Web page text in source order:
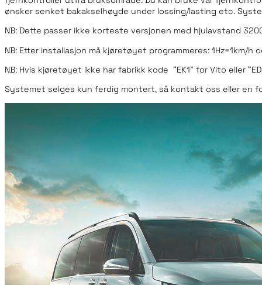
ønsker senket bakakselhøyde under lossing/lasting etc.
NB: Dette passer ikke korteste versjonen med hjulavstand
NB: Etter installasjon må kjøretøyet programmeres: 1Hz=1km/h
NB: Hvis kjøretøyet ikke har fabrikk kode “EK1” for Vito eller
Systemet selges kun ferdig montert, så kontakt oss eller en